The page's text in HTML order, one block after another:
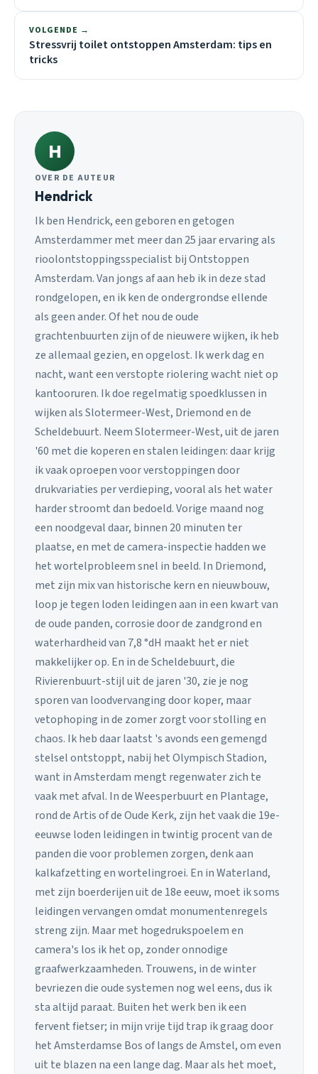
VOLGENDE →
Stressvrij toilet ontstoppen Amsterdam: tips en
tricks
H
OVER DE AUTEUR
Hendrick
Ik ben Hendrick, een geboren en getogen
Amsterdammer met meer dan 25 jaar ervaring als
rioolontstoppingsspecialist bij Ontstoppen
Amsterdam. Van jongs af aan heb ik in deze stad
rondgelopen, en ik ken de ondergrondse ellende
als geen ander. Of het nou de oude
grachtenbuurten zijn of de nieuwere wijken, ik heb
ze allemaal gezien, en opgelost. Ik werk dag en
nacht, want een verstopte riolering wacht niet op
kantooruren. Ik doe regelmatig spoedklussen in
wijken als Slotermeer-West, Driemond en de
Scheldebuurt. Neem Slotermeer-West, uit de jaren
'60 met die koperen en stalen leidingen: daar krijg
ik vaak oproepen voor verstoppingen door
drukvariaties per verdieping, vooral als het water
harder stroomt dan bedoeld. Vorige maand nog
een noodgeval daar, binnen 20 minuten ter
plaatse, en met de camera-inspectie hadden we
het wortelprobleem snel in beeld. In Driemond,
met zijn mix van historische kern en nieuwbouw,
loop je tegen loden leidingen aan in een kwart van
de oude panden, corrosie door de zandgrond en
waterhardheid van 7,8 °dH maakt het er niet
makkelijker op. En in de Scheldebuurt, die
Rivierenbuurt-stijl uit de jaren '30, zie je nog
sporen van loodvervanging door koper, maar
vetophoping in de zomer zorgt voor stolling en
chaos. Ik heb daar laatst 's avonds een gemengd
stelsel ontstoppt, nabij het Olympisch Stadion,
want in Amsterdam mengt regenwater zich te
vaak met afval. In de Weesperbuurt en Plantage,
rond de Artis of de Oude Kerk, zijn het vaak die 19e-
eeuwse loden leidingen in twintig procent van de
panden die voor problemen zorgen, denk aan
kalkafzetting en wortelingroei. En in Waterland,
met zijn boerderijen uit de 18e eeuw, moet ik soms
leidingen vervangen omdat monumentenregels
streng zijn. Maar met hogedrukspoelem en
camera's los ik het op, zonder onnodige
graafwerkzaamheden. Trouwens, in de winter
bevriezen die oude systemen nog wel eens, dus ik
sta altijd paraat. Buiten het werk ben ik een
fervent fietser; in mijn vrije tijd trap ik graag door
het Amsterdamse Bos of langs de Amstel, om even
uit te blazen na een lange dag. Maar als het moet,